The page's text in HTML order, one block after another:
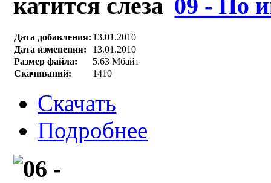
09 - По
Дата добавления: 13.01.2010
Дата изменения:
13.01.2010
Размер файла:
5.63 Мбайт
Скачиваний:
1410
Скачать
Подробнее